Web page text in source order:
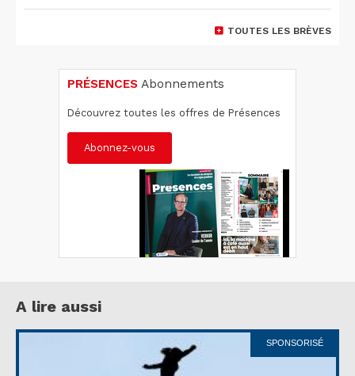
TOUTES LES BRÈVES
PRÉSENCES Abonnements
Découvrez toutes les offres de Présences
Abonnez-vous
A lire aussi
SPONSORISÉ